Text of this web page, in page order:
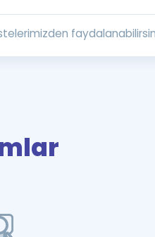
İngilizce